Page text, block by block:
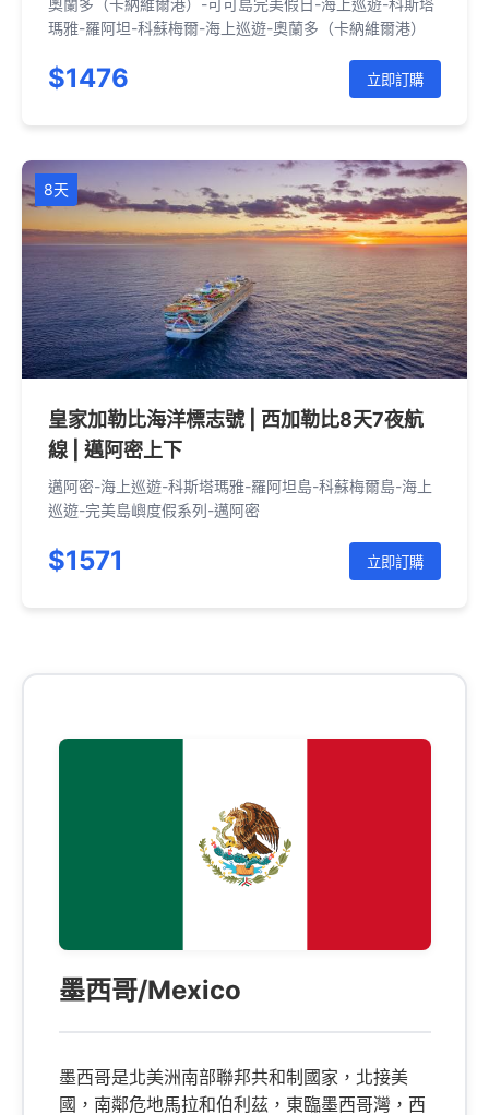
奧蘭多（卡納維爾港）-可可島完美假日-海上巡遊-科斯塔
瑪雅-羅阿坦-科蘇梅爾-海上巡遊-奧蘭多（卡納維爾港）
$1476 立即訂購
8天
皇家加勒比海洋標志號 | 西加勒比8天7夜航
線 | 邁阿密上下
邁阿密-海上巡遊-科斯塔瑪雅-羅阿坦島-科蘇梅爾島-海上
巡遊-完美島嶼度假系列-邁阿密
$1571 立即訂購
墨西哥/Mexico
墨西哥是北美洲南部聯邦共和制國家，北接美
國，南鄰危地馬拉和伯利茲，東臨墨西哥灣，西